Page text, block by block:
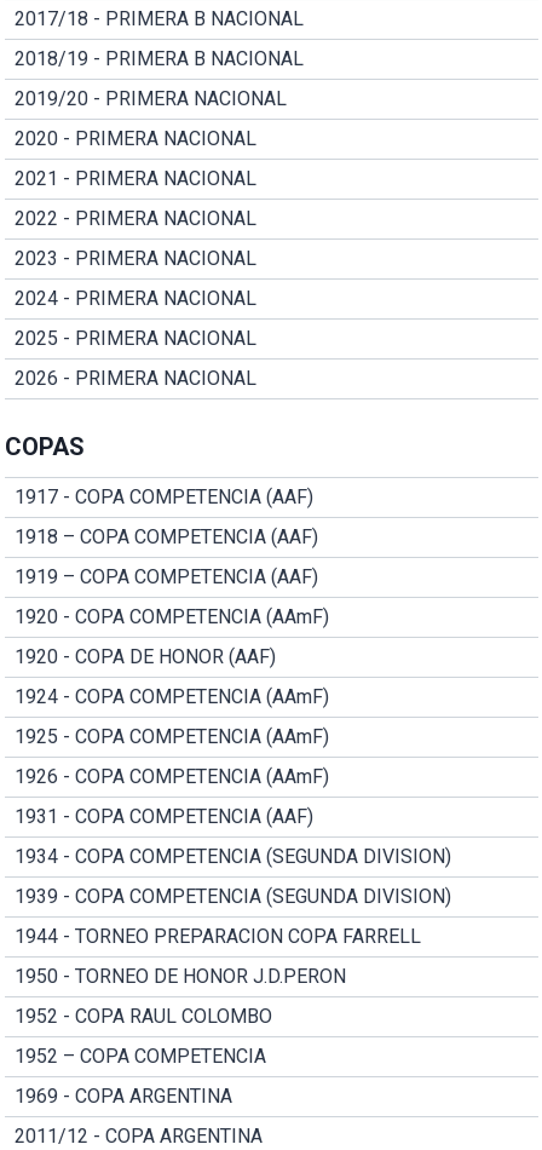
2017/18 - PRIMERA B NACIONAL
2018/19 - PRIMERA B NACIONAL
2019/20 - PRIMERA NACIONAL
2020 - PRIMERA NACIONAL
2021 - PRIMERA NACIONAL
2022 - PRIMERA NACIONAL
2023 - PRIMERA NACIONAL
2024 - PRIMERA NACIONAL
2025 - PRIMERA NACIONAL
2026 - PRIMERA NACIONAL
COPAS
1917 - COPA COMPETENCIA (AAF)
1918 – COPA COMPETENCIA (AAF)
1919 – COPA COMPETENCIA (AAF)
1920 - COPA COMPETENCIA (AAmF)
1920 - COPA DE HONOR (AAF)
1924 - COPA COMPETENCIA (AAmF)
1925 - COPA COMPETENCIA (AAmF)
1926 - COPA COMPETENCIA (AAmF)
1931 - COPA COMPETENCIA (AAF)
1934 - COPA COMPETENCIA (SEGUNDA DIVISION)
1939 - COPA COMPETENCIA (SEGUNDA DIVISION)
1944 - TORNEO PREPARACION COPA FARRELL
1950 - TORNEO DE HONOR J.D.PERON
1952 - COPA RAUL COLOMBO
1952 – COPA COMPETENCIA
1969 - COPA ARGENTINA
2011/12 - COPA ARGENTINA